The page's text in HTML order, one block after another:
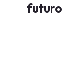
futuro